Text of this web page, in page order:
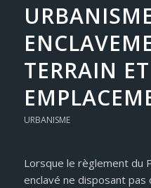
TERRAIN ET
URBANISME
Lorsque le règlement du
enclavé ne disposant pas